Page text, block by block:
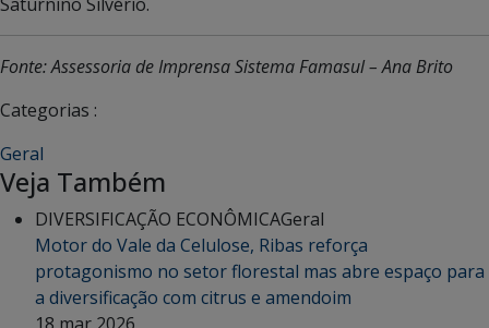
Fonte: Assessoria de Imprensa Sistema Famasul – Ana Brito
Categorias :
Geral
Veja Também
DIVERSIFICAÇÃO ECONÔMICAGeral
Motor do Vale da Celulose, Ribas reforça
protagonismo no setor florestal mas abre espaço para
a diversificação com citrus e amendoim